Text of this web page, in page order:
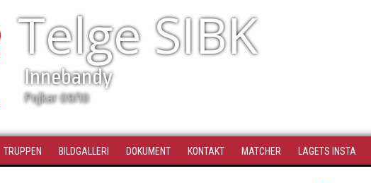
Telge SIBK
Innebandy
Pojkar 09/10
TRUPPEN BILDGALLERI DOKUMENT KONTAKT MATCHER LAGETS INSTA